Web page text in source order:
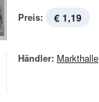
Preis: € 1,19
Händler: Markthalle